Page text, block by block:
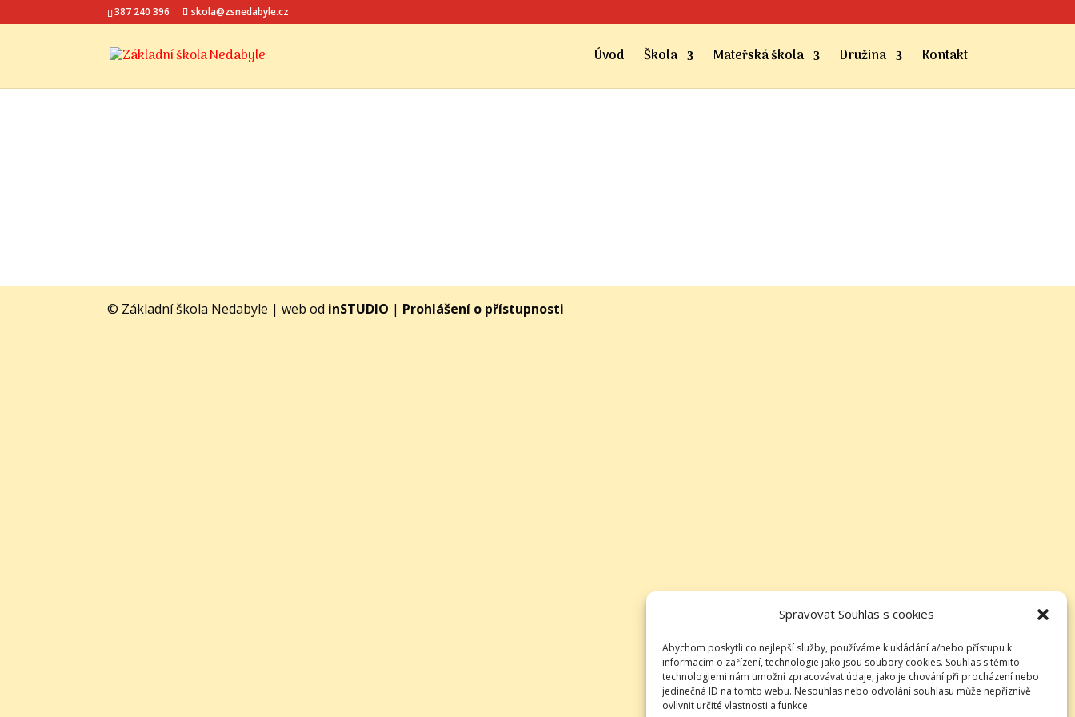
Spravovat Souhlas s cookies
Abychom poskytli co nejlepší služby, používáme k ukládání a/nebo přístupu k
informacím o zařízení, technologie jako jsou soubory cookies. Souhlas s těmito
technologiemi nám umožní zpracovávat údaje, jako je chování při procházení nebo
jedinečná ID na tomto webu. Nesouhlas nebo odvolání souhlasu může nepříznivě
ovlivnit určité vlastnosti a funkce.
387 240 396 skola@zsnedabyle.cz
Úvod Škola Mateřská škola Družina Kontakt
© Základní škola Nedabyle | web od inSTUDIO | Prohlášení o přístupnosti